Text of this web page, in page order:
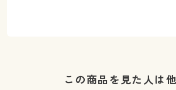
この商品を見た人は